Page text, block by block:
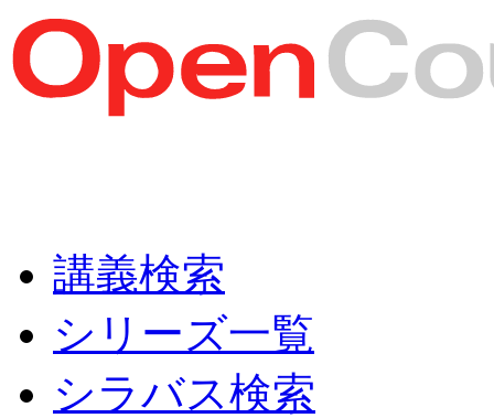
講義検索
シリーズ一覧
シラバス検索